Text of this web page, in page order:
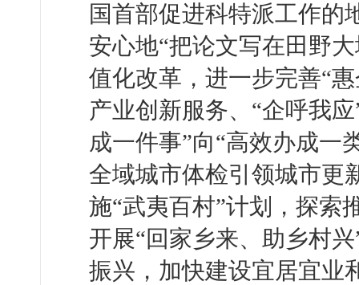
国首部促进科特派工作的
安心地“把论文写在田野
值化改革，进一步完善“
产业创新服务、“企呼我
成一件事”向“高效办成一
全域城市体检引领城市更
施“武夷百村”计划，探索
开展“回家乡来、助乡村
振兴，加快建设宜居宜业